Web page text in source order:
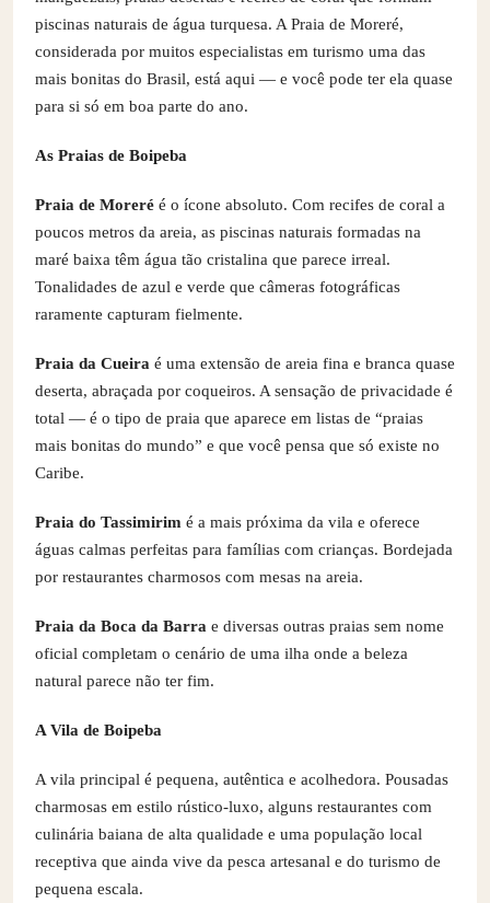
piscinas naturais de água turquesa. A Praia de Moreré,
considerada por muitos especialistas em turismo uma das
mais bonitas do Brasil, está aqui — e você pode ter ela quase
para si só em boa parte do ano.
As Praias de Boipeba
Praia de Moreré é o ícone absoluto. Com recifes de coral a
poucos metros da areia, as piscinas naturais formadas na
maré baixa têm água tão cristalina que parece irreal.
Tonalidades de azul e verde que câmeras fotográficas
raramente capturam fielmente.
Praia da Cueira é uma extensão de areia fina e branca quase
deserta, abraçada por coqueiros. A sensação de privacidade é
total — é o tipo de praia que aparece em listas de “praias
mais bonitas do mundo” e que você pensa que só existe no
Caribe.
Praia do Tassimirim é a mais próxima da vila e oferece
águas calmas perfeitas para famílias com crianças. Bordejada
por restaurantes charmosos com mesas na areia.
Praia da Boca da Barra e diversas outras praias sem nome
oficial completam o cenário de uma ilha onde a beleza
natural parece não ter fim.
A Vila de Boipeba
A vila principal é pequena, autêntica e acolhedora. Pousadas
charmosas em estilo rústico-luxo, alguns restaurantes com
culinária baiana de alta qualidade e uma população local
receptiva que ainda vive da pesca artesanal e do turismo de
pequena escala.